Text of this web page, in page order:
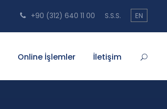
+90 (312) 640 11 00 S.S.S. EN
Online İşlemler İletişim